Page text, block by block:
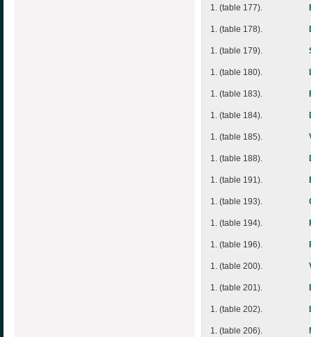
1. (table 177).
1. (table 178).
1. (table 179).
1. (table 180).
1. (table 183).
1. (table 184).
1. (table 185).
1. (table 188).
1. (table 191).
1. (table 193).
1. (table 194).
1. (table 196).
1. (table 200).
1. (table 201).
1. (table 202).
1. (table 206).